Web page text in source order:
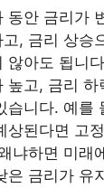
동안 금리가
, 금리 상승
않아도 됩니
높고, 금리 하
습니다. 예를
상된다면 고
냐하면 미래
은 금리가 유